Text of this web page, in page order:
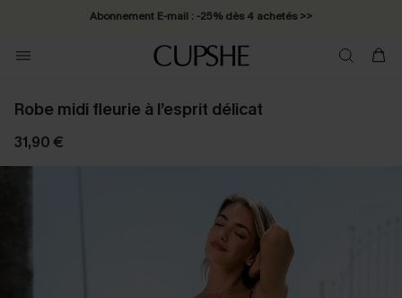
Abonnement E-mail : -25% dès 4 achetés >>
Robe midi fleurie à l’esprit délicat
31,90 €